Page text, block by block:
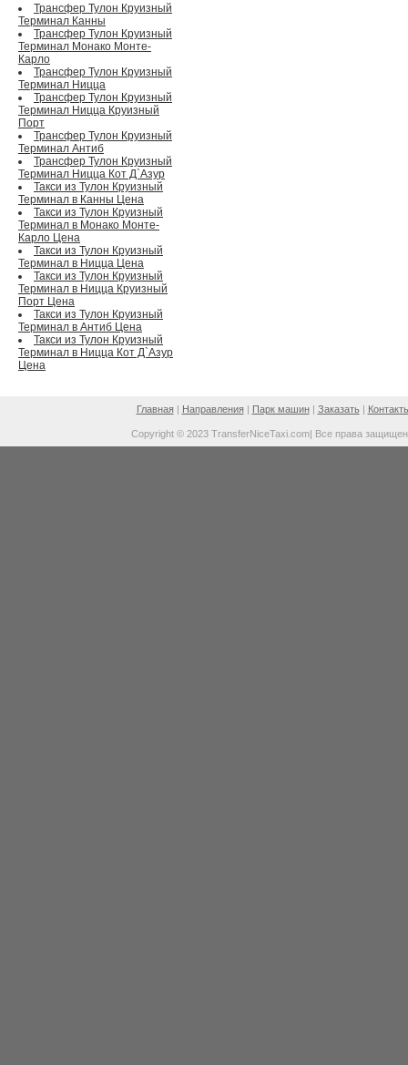
Трансфер Тулон Круизный
Терминал Канны
Трансфер Тулон Круизный
Терминал Монако Монте-
Карло
Трансфер Тулон Круизный
Терминал Ницца
Трансфер Тулон Круизный
Терминал Ницца Круизный
Порт
Трансфер Тулон Круизный
Терминал Антиб
Трансфер Тулон Круизный
Терминал Ницца Кот Д`Азур
Такси из Тулон Круизный
Терминал в Канны Цена
Такси из Тулон Круизный
Терминал в Монако Монте-
Карло Цена
Такси из Тулон Круизный
Терминал в Ницца Цена
Такси из Тулон Круизный
Терминал в Ницца Круизный
Порт Цена
Такси из Тулон Круизный
Терминал в Антиб Цена
Такси из Тулон Круизный
Терминал в Ницца Кот Д`Азур
Цена
Главная| Направления| Парк машин| Заказать|
Copyright © 2023 TransferNiceTaxi.com| Все права